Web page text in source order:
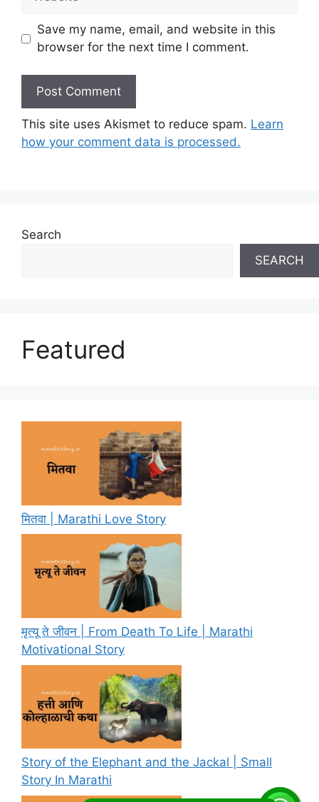
Save my name, email, and website in this
browser for the next time I comment.
This site uses Akismet to reduce spam. Learn
how your comment data is processed.
Search
SEARCH
Featured
मितवा | Marathi Love Story
मृत्यू ते जीवन | From Death To Life | Marathi
Motivational Story
Story of the Elephant and the Jackal | Small
Story In Marathi